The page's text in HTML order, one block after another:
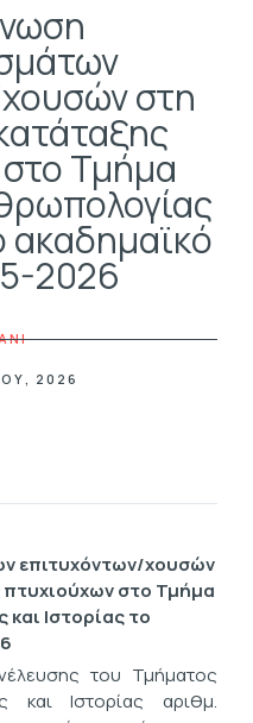
στη
Τμήμα
ακαδημαϊκό
2026
2026
επιτυχόντων/χουσών
πτυχιούχων στο Τμήμα
Ιστορίας το
του Τμήματος
και Ιστορίας αριθμ.